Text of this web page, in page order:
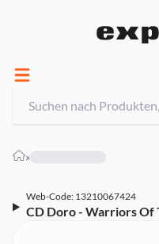
»
Web-Code: 13210067424
CD Doro - Warriors Of